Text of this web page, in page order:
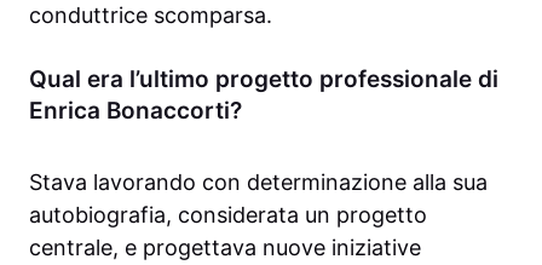
conduttrice scomparsa.
Qual era l’ultimo progetto professionale di
Enrica Bonaccorti?
Stava lavorando con determinazione alla sua
autobiografia, considerata un progetto
centrale, e progettava nuove iniziative